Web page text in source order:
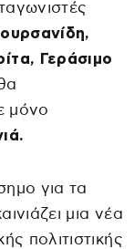
Γεράσιμο
μόνο
για τα
μια νέα
πολιτιστικής